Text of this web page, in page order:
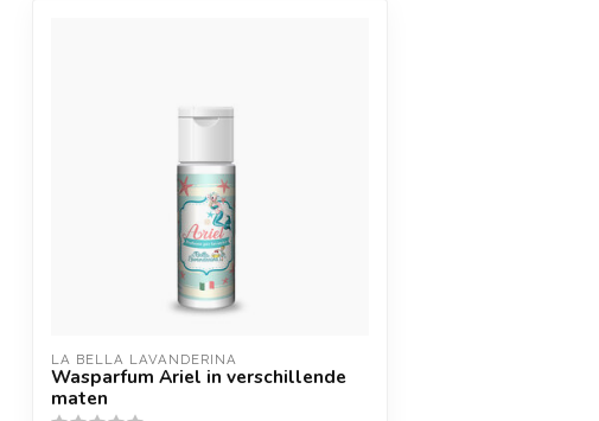
LA BELLA LAVANDERINA
Wasparfum Ariel in verschillende
maten